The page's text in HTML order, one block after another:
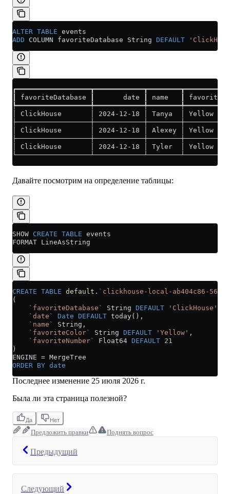
ALTER TABLE events
ADD COLUMN favoriteDatabase String DEFAULT
┃ favoriteDatabase ┃       date ┃ name   ┃
│ ClickHouse       │ 2024-12-18 │ Tanya  │
│ ClickHouse       │ 2024-12-18 │ Alexey │
│ ClickHouse       │ 2024-12-18 │ Tyler  │
Давайте посмотрим на определение таблицы:
SHOW CREATE TABLE events
FORMAT LineAsString
CREATE TABLE default . `clickhouse-local-ab404c86-56cc-
(
    `favoriteDatabase`
String DEFAULT 'ClickHouse'
    `date`
Date DEFAULT today(),
    `name`
String,
    `favoriteColor`
String DEFAULT 'Yellow' ,
    `favoriteNumber`
Float64 DEFAULT 21
)
ENGINE = MergeTree
ORDER BY date
Последнее изменение 25 июля 2026 г.
Была ли эта страница полезной?
Да Нет
Предложить правки Поднять вопрос
Предыдущий
Следующий